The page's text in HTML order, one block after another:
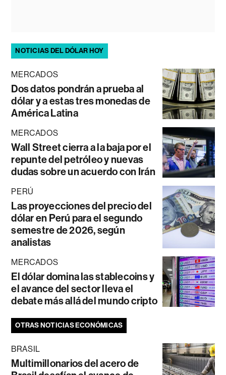
NOTICIAS DEL DÓLAR HOY
MERCADOS
Dos datos pondrán a prueba al
dólar y a estas tres monedas de
América Latina
MERCADOS
Wall Street cierra a la baja por el
repunte del petróleo y nuevas
dudas sobre un acuerdo con Irán
PERÚ
Las proyecciones del precio del
dólar en Perú para el segundo
semestre de 2026, según
analistas
MERCADOS
El dólar domina las stablecoins y
el avance del sector lleva el
debate más allá del mundo cripto
OTRAS NOTICIAS ECONÓMICAS
BRASIL
Multimillonarios del acero de